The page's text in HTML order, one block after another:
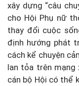
xây dựng “câu
cho Hội Phụ nữ
thay đổi cuộc
định hướng phát
cách kể chuyện
lan tỏa trên mạng
cán bộ Hội có thể